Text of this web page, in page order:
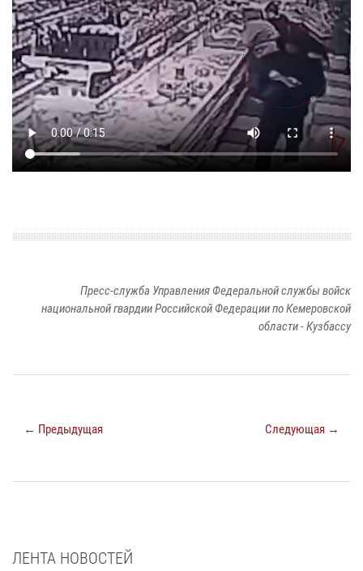
Пресс-служба Управления Федеральной службы войск
национальной гвардии Российской Федерации по Кемеровской
области - Кузбассу
← Предыдущая Следующая →
ЛЕНТА НОВОСТЕЙ